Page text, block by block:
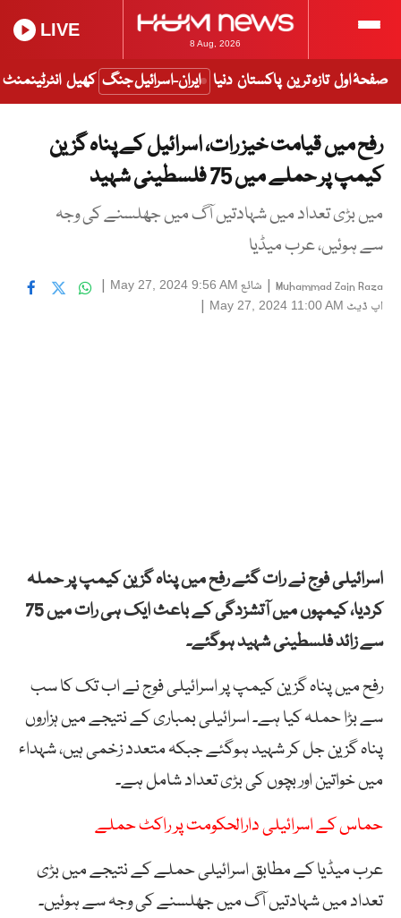
8 Aug, 2026
LIVE
صفحۂ اول تازہ ترین پاکستان دنیا ایران-اسرائیل جنگ کھیل انٹرٹینمنٹ
رفح میں قیامت خیز رات، اسرائیل کے پناہ گزین
کیمپ پر حملے میں 75 فلسطینی شہید
میں بڑی تعداد میں شہادتیں آگ میں جھلسنے کی وجہ
سے ہوئیں، عرب میڈیا
Muhammad Zain Raza
| شائع May 27, 2024 9:56 AM
|
اپ ڈیٹ May 27, 2024 11:00 AM
|
اسرائیلی فوج نے رات گئے رفح میں پناہ گزین کیمپ پر حملہ
کردیا، کیمپوں میں آتشزدگی کے باعث ایک ہی رات میں 75
سے زائد فلسطینی شہید ہوگئے۔
رفح میں پناہ گزین کیمپ پر اسرائیلی فوج نے اب تک کا سب
سے بڑا حملہ کیا ہے۔ اسرائیلی بمباری کے نتیجے میں ہزاروں
پناہ گزین جل کر شہید ہوگئے جبکہ متعدد زخمی ہیں، شہداء
میں خواتین اور بچوں کی بڑی تعداد شامل ہے۔
حماس کے اسرائیلی دارالحکومت پر راکٹ حملے
عرب میڈیا کے مطابق اسرائیلی حملے کے نتیجے میں بڑی
تعداد میں شہادتیں آگ میں جھلسنے کی وجہ سے ہوئیں۔